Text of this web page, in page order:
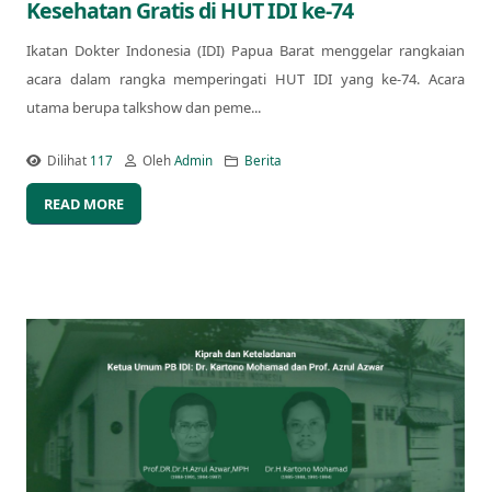
Kesehatan Gratis di HUT IDI ke-74
Ikatan Dokter Indonesia (IDI) Papua Barat menggelar rangkaian
acara dalam rangka memperingati HUT IDI yang ke-74. Acara
utama berupa talkshow dan peme...
Dilihat 117 OlehAdmin Berita
READ MORE